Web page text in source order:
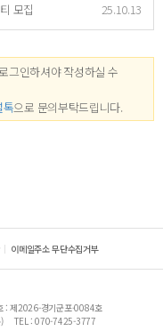
모집 25.10.13
그인하셔야 작성하실 수
톡으로 문의부탁드립니다.
이메일주소 무단수집거부
: 제2026-경기군포-0084호
TEL : 070-7425-3777